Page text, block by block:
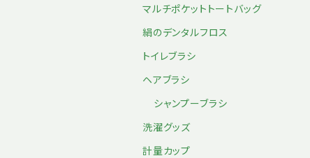
マルチポケットトートバッグ
絹のデンタルフロス
トイレブラシ
ヘアブラシ
シャンプーブラシ
洗濯グッズ
計量カップ